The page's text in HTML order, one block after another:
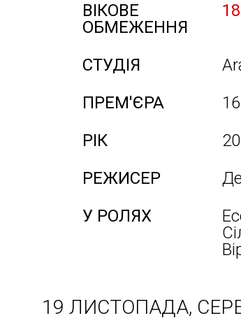
ВІКОВЕ
ОБМЕЖЕННЯ
СТУДІЯ
ПРЕМ'ЄРА
РІК
РЕЖИСЕР
У РОЛЯХ
19 ЛИСТОПАДА,